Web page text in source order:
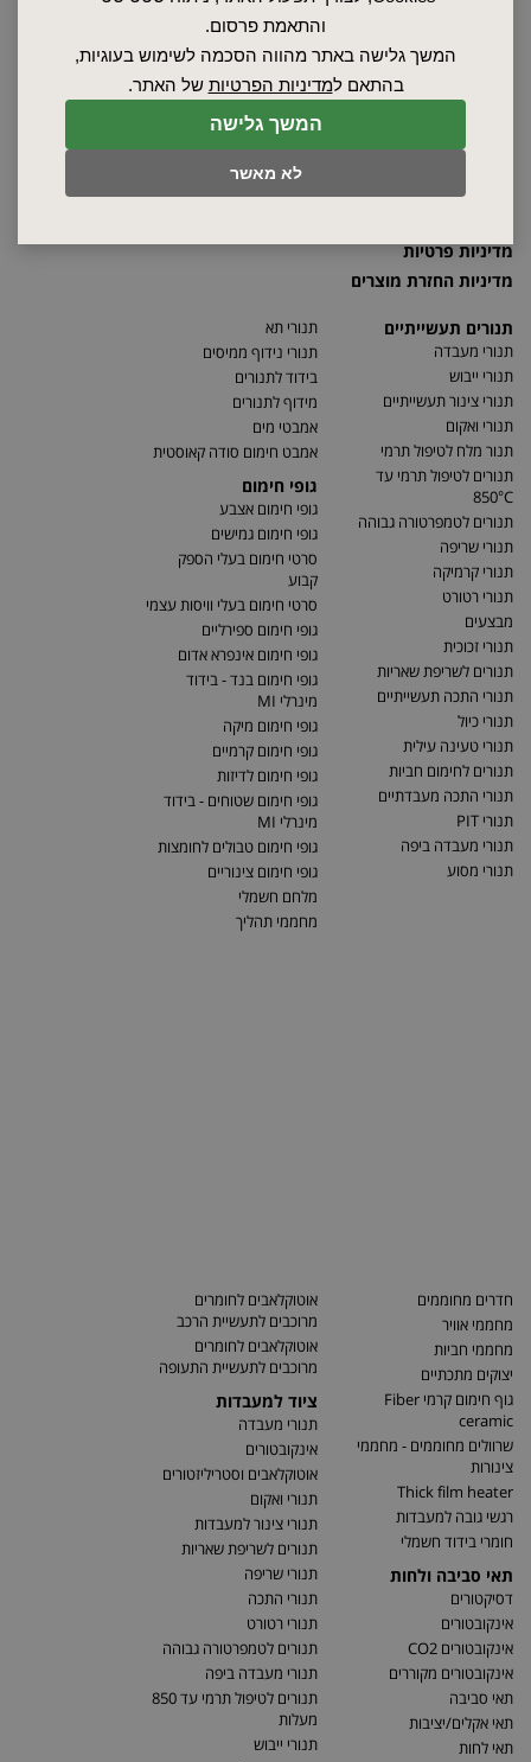
המשך גלישה
לא מאשר
והתאמת פרסום.
המשך גלישה באתר מהווה הסכמה לשימוש בעוגיות,
בהתאם למדיניות הפרטיות של האתר.
סרטונים
מפת האתר
מדיניות פרטיות
מדיניות החזרת מוצרים
תנורים תעשייתיים
תנורי מעבדה
תנורי ייבוש
תנורי צינור תעשייתיים
תנורי ואקום
תנור מלח לטיפול תרמי
תנורים לטיפול תרמי עד
850°C
תנורים לטמפרטורה גבוהה
תנורי שריפה
תנורי קרמיקה
תנורי רטורט
מבצעים
תנורי זכוכית
תנורים לשריפת שאריות
תנורי התכה תעשייתיים
תנורי כיול
תנורי טעינה עילית
תנורים לחימום חביות
תנורי התכה מעבדתיים
תנורי PIT
תנורי מעבדה ביפה
תנורי מסוע
תנורי תא
תנורי נידוף ממיסים
בידוד לתנורים
מידוף לתנורים
אמבטי מים
אמבט חימום סודה קאוסטית
גופי חימום
גופי חימום אצבע
גופי חימום גמישים
סרטי חימום בעלי הספק
קבוע
סרטי חימום בעלי וויסות עצמי
גופי חימום ספירליים
גופי חימום אינפרא אדום
גופי חימום בנד - בידוד
מינרלי MI
גופי חימום מיקה
גופי חימום קרמיים
גופי חימום לדיזות
גופי חימום שטוחים - בידוד
מינרלי MI
גופי חימום טבולים לחומצות
גופי חימום צינוריים
מלחם חשמלי
מחממי תהליך
חדרים מחוממים
מחממי אוויר
מחממי חביות
יצוקים מתכתיים
גוף חימום קרמי Fiber
ceramic
שרוולים מחוממים - מחממי
צינורות
Thick film heater
רגשי גובה למעבדות
חומרי בידוד חשמלי
תאי סביבה ולחות
דסיקטורים
אינקובטורים
אינקובטורים CO2
אינקובטורים מקוררים
תאי סביבה
תאי אקלים/יציבות
תאי לחות
אוטוקלאבים לחומרים
מרוכבים לתעשיית הרכב
אוטוקלאבים לחומרים
מרוכבים לתעשיית התעופה
ציוד למעבדות
תנורי מעבדה
אינקובטורים
אוטוקלאבים וסטריליזטורים
תנורי ואקום
תנורי צינור למעבדות
תנורים לשריפת שאריות
תנורי שריפה
תנורי התכה
תנורי רטורט
תנורים לטמפרטורה גבוהה
תנורי מעבדה ביפה
תנורים לטיפול תרמי עד 850
מעלות
תנורי ייבוש